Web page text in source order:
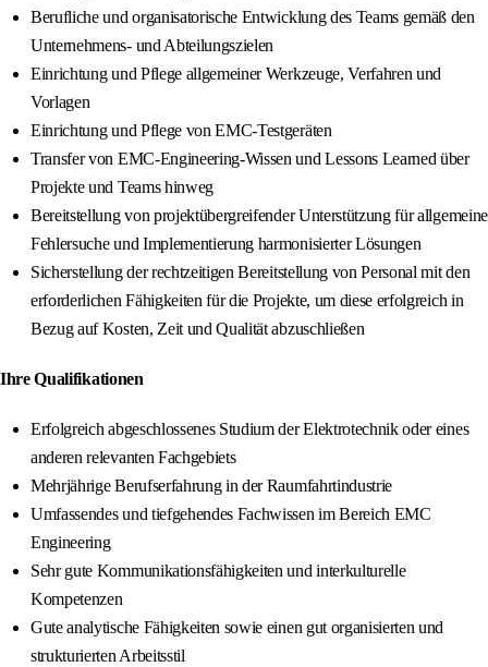
Berufliche und organisatorische Entwicklung des Teams gemäß den
Unternehmens- und Abteilungszielen
Einrichtung und Pflege allgemeiner Werkzeuge, Verfahren und
Vorlagen
Einrichtung und Pflege von EMC-Testgeräten
Transfer von EMC-Engineering-Wissen und Lessons Learned über
Projekte und Teams hinweg
Bereitstellung von projektübergreifender Unterstützung für allgemeine
Fehlersuche und Implementierung harmonisierter Lösungen
Sicherstellung der rechtzeitigen Bereitstellung von Personal mit den
erforderlichen Fähigkeiten für die Projekte, um diese erfolgreich in
Bezug auf Kosten, Zeit und Qualität abzuschließen
Ihre Qualifikationen
Erfolgreich abgeschlossenes Studium der Elektrotechnik oder eines
anderen relevanten Fachgebiets
Mehrjährige Berufserfahrung in der Raumfahrtindustrie
Umfassendes und tiefgehendes Fachwissen im Bereich EMC
Engineering
Sehr gute Kommunikationsfähigkeiten und interkulturelle
Kompetenzen
Gute analytische Fähigkeiten sowie einen gut organisierten und
strukturierten Arbeitsstil